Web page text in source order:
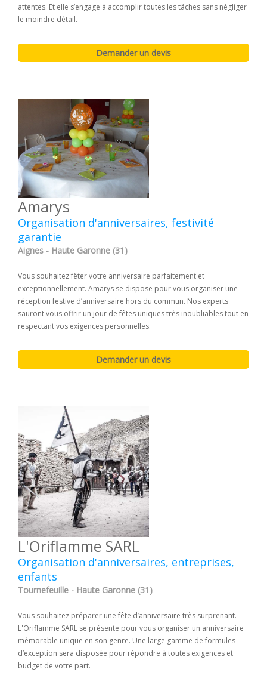
attentes. Et elle s’engage à accomplir toutes les tâches sans négliger
le moindre détail.
Amarys
Organisation d'anniversaires, festivité
garantie
Aignes - Haute Garonne (31)
Vous souhaitez fêter votre anniversaire parfaitement et
exceptionnellement. Amarys se dispose pour vous organiser une
réception festive d’anniversaire hors du commun. Nos experts
sauront vous offrir un jour de fêtes uniques très inoubliables tout en
respectant vos exigences personnelles.
L'Oriflamme SARL
Organisation d'anniversaires, entreprises,
enfants
Tournefeuille - Haute Garonne (31)
Vous souhaitez préparer une fête d’anniversaire très surprenant.
L'Oriflamme SARL se présente pour vous organiser un anniversaire
mémorable unique en son genre. Une large gamme de formules
d’exception sera disposée pour répondre à toutes exigences et
budget de votre part.